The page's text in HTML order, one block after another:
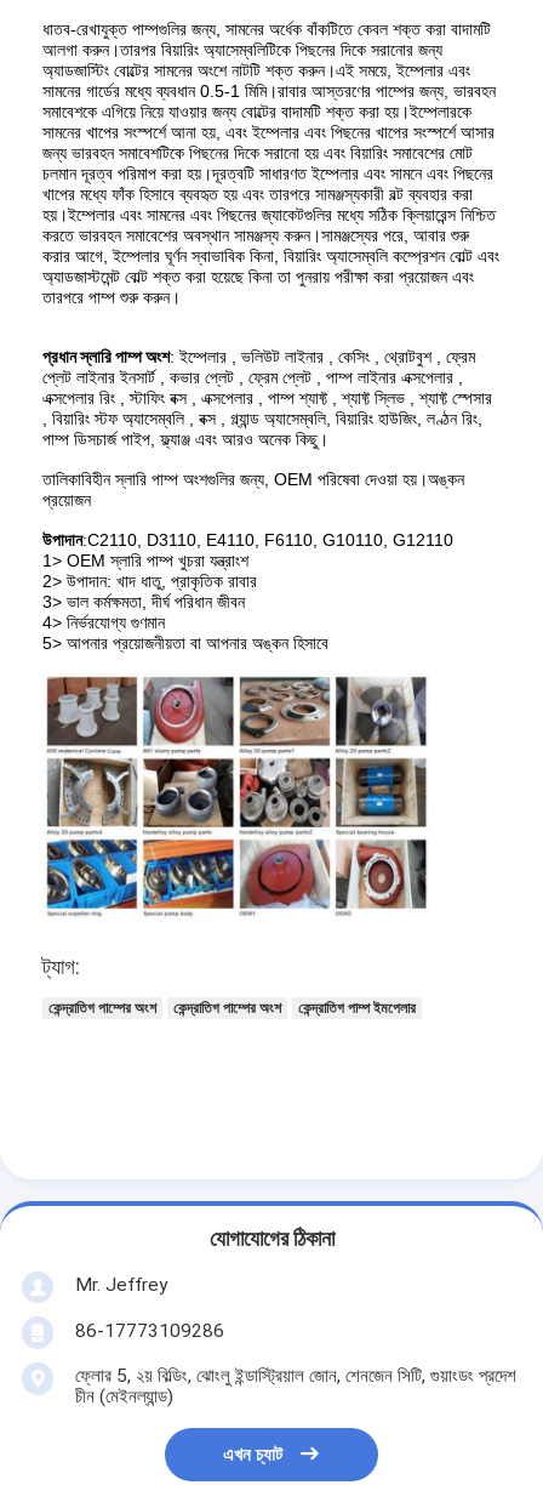
বাড়ি
পণ্য
ভিডিও
VR প্রদর্শন
আমাদের সম্বন্ধে
সব ক্ষেত্রেই
Blog
এখন চ্যাট
ধাতব-রেখাযুক্ত পাম্পগুলির জন্য, সামনের অর্ধেক বাঁকটিতে কেবল শক্ত করা বাদামটি
আলগা করুন।তারপর বিয়ারিং অ্যাসেম্বলিটিকে পিছনের দিকে সরানোর জন্য
অ্যাডজাস্টিং বোল্টের সামনের অংশে নাটটি শক্ত করুন।এই সময়ে, ইম্পেলার এবং
সামনের গার্ডের মধ্যে ব্যবধান 0.5-1 মিমি।রাবার আস্তরণের পাম্পের জন্য, ভারবহন
সমাবেশকে এগিয়ে নিয়ে যাওয়ার জন্য বোল্টের বাদামটি শক্ত করা হয়।ইম্পেলারকে
সামনের খাপের সংস্পর্শে আনা হয়, এবং ইম্পেলার এবং পিছনের খাপের সংস্পর্শে আসার
জন্য ভারবহন সমাবেশটিকে পিছনের দিকে সরানো হয় এবং বিয়ারিং সমাবেশের মোট
চলমান দূরত্ব পরিমাপ করা হয়।দূরত্বটি সাধারণত ইম্পেলার এবং সামনে এবং পিছনের
খাপের মধ্যে ফাঁক হিসাবে ব্যবহৃত হয় এবং তারপরে সামঞ্জস্যকারী বল্ট ব্যবহার করা
হয়।ইম্পেলার এবং সামনের এবং পিছনের জ্যাকেটগুলির মধ্যে সঠিক ক্লিয়ারেন্স নিশ্চিত
করতে ভারবহন সমাবেশের অবস্থান সামঞ্জস্য করুন।সামঞ্জস্যের পরে, আবার শুরু
করার আগে, ইম্পেলার ঘূর্ণন স্বাভাবিক কিনা, বিয়ারিং অ্যাসেম্বলি কম্প্রেশন বোল্ট এবং
অ্যাডজাস্টমেন্ট বোল্ট শক্ত করা হয়েছে কিনা তা পুনরায় পরীক্ষা করা প্রয়োজন এবং
তারপরে পাম্প শুরু করুন।
প্রধান স্লারি পাম্প অংশ: ইম্পেলার , ভলিউট লাইনার , কেসিং , থ্রোটবুশ , ফ্রেম
প্লেট লাইনার ইনসার্ট , কভার প্লেট , ফ্রেম প্লেট , পাম্প লাইনার এক্সপেলার ,
এক্সপেলার রিং , স্টাফিং বক্স , এক্সপেলার , পাম্প শ্যাফ্ট , শ্যাফ্ট স্লিভ , শ্যাফ্ট স্পেসার
, বিয়ারিং স্টফ অ্যাসেম্বলি , বক্স , গ্ল্যান্ড অ্যাসেম্বলি, বিয়ারিং হাউজিং, লণ্ঠন রিং,
পাম্প ডিসচার্জ পাইপ, ফ্ল্যাঞ্জ এবং আরও অনেক কিছু।
তালিকাবিহীন স্লারি পাম্প অংশগুলির জন্য, OEM পরিষেবা দেওয়া হয়।অঙ্কন
প্রয়োজন
উপাদান:C2110, D3110, E4110, F6110, G10110, G12110
1> OEM স্লারি পাম্প খুচরা যন্ত্রাংশ
2> উপাদান: খাদ ধাতু, প্রাকৃতিক রাবার
3> ভাল কর্মক্ষমতা, দীর্ঘ পরিধান জীবন
4> নির্ভরযোগ্য গুণমান
5> আপনার প্রয়োজনীয়তা বা আপনার অঙ্কন হিসাবে
ট্যাগ:
কেন্দ্রাতিগ পাম্পের অংশ কেন্দ্রাতিগ পাম্পের অংশ কেন্দ্রাতিগ পাম্প ইমপেলার
যোগাযোগের ঠিকানা
Mr. Jeffrey
86-17773109286
ফ্লোর 5, ২য় বিল্ডিং, ঝোংলু ইন্ডাস্ট্রিয়াল জোন, শেনজেন সিটি, গুয়াংডং প্রদেশ
চীন (মেইনল্যান্ড)
এখন চ্যাট